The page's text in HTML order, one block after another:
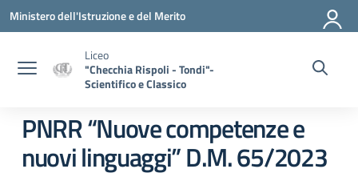
Vai ai contenuti
Vai al menu di navigazione
Vai al footer
Ministero dell'Istruzione e del Merito
Liceo
"Checchia Rispoli - Tondi"-
Scientifico e Classico
PNRR “Nuove competenze e
nuovi linguaggi” D.M. 65/2023